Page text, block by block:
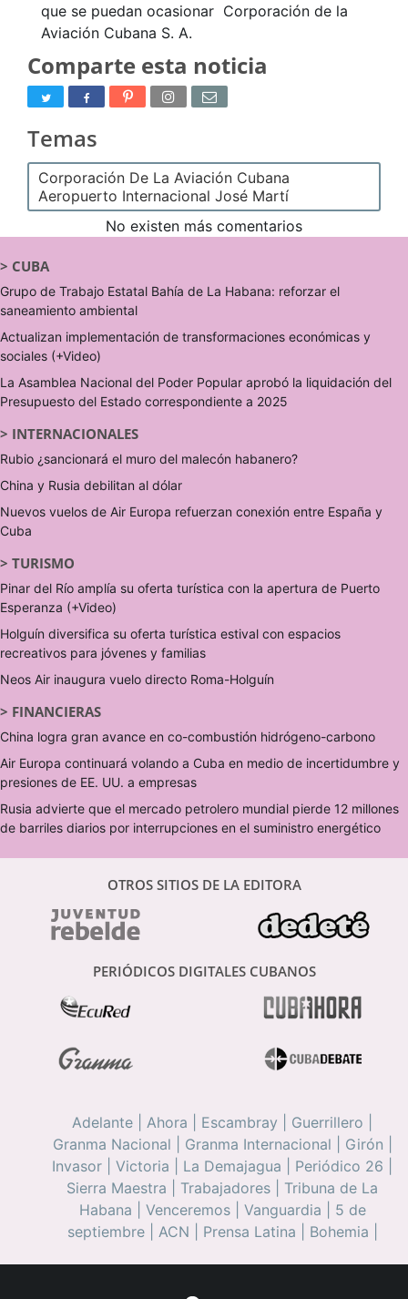
que se puedan ocasionar Corporación de la
Aviación Cubana S. A.
Comparte esta noticia
Temas
Corporación De La Aviación Cubana
Aeropuerto Internacional José Martí
No existen más comentarios
> CUBA
Grupo de Trabajo Estatal Bahía de La Habana: reforzar el
saneamiento ambiental
Actualizan implementación de transformaciones económicas y
sociales (+Video)
La Asamblea Nacional del Poder Popular aprobó la liquidación del
Presupuesto del Estado correspondiente a 2025
> INTERNACIONALES
Rubio ¿sancionará el muro del malecón habanero?
China y Rusia debilitan al dólar
Nuevos vuelos de Air Europa refuerzan conexión entre España y
Cuba
> TURISMO
Pinar del Río amplía su oferta turística con la apertura de Puerto
Esperanza (+Video)
Holguín diversifica su oferta turística estival con espacios
recreativos para jóvenes y familias
Neos Air inaugura vuelo directo Roma-Holguín
> FINANCIERAS
China logra gran avance en co-combustión hidrógeno-carbono
Air Europa continuará volando a Cuba en medio de incertidumbre y
presiones de EE. UU. a empresas
Rusia advierte que el mercado petrolero mundial pierde 12 millones
de barriles diarios por interrupciones en el suministro energético
OTROS SITIOS DE LA EDITORA
PERIÓDICOS DIGITALES CUBANOS
Adelante Ahora Escambray Guerrillero
Granma Nacional
Granma Internacional Girón
Invasor
Victoria La Demajagua Periódico 26
Sierra Maestra
Trabajadores
Tribuna de La
Habana
Venceremos| Vanguardia
5 de
septiembre| ACN Prensa Latina Bohemia